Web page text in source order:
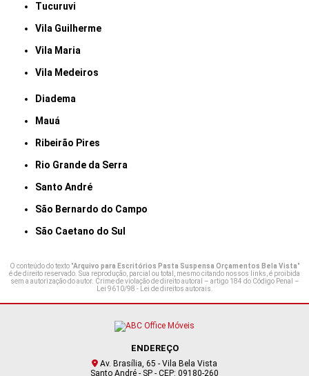
Tucuruvi
Vila Guilherme
Vila Maria
Vila Medeiros
Diadema
Mauá
Ribeirão Pires
Rio Grande da Serra
Santo André
São Bernardo do Campo
São Caetano do Sul
O conteúdo do texto "Arquivo para Escritórios Pasta Suspensa Orçamentos Bela Vista"
é de direito reservado. Sua reprodução, parcial ou total, mesmo citando nossos links, é proibida
sem a autorização do autor. Crime de violação de direito autoral – artigo 184 do Código Penal –
Lei 9610/98 - Lei de direitos autorais.
ENDEREÇO
Av. Brasília, 65 - Vila Bela Vista
Santo André - SP - CEP: 09180-260